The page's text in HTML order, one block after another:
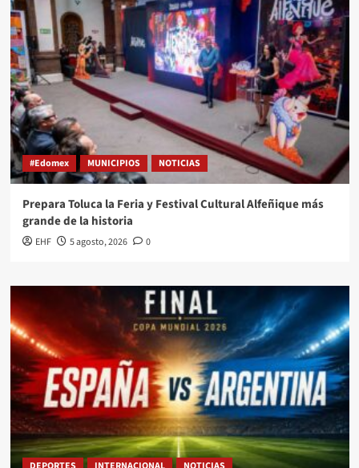
#Edomex MUNICIPIOS NOTICIAS
Prepara Toluca la Feria y Festival Cultural Alfeñique más
grande de la historia
EHF 5 agosto, 2026 0